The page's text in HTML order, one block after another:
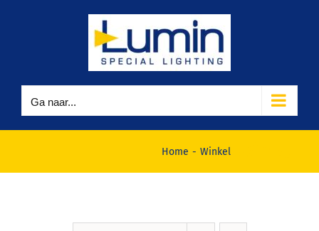
Ga naar...
Home Winkel